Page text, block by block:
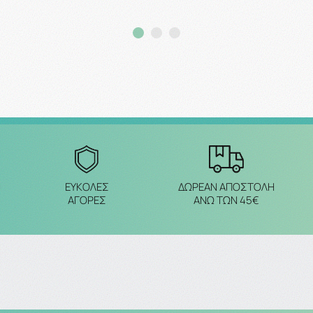
ΕΥΚΟΛΕΣ
ΑΓΟΡΕΣ
ΔΩΡΕΑΝ ΑΠΟΣΤΟΛΗ
ΑΝΩ ΤΩΝ 45€